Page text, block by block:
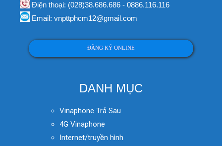
Điện thoại: (028)38.686.686 - 0886.116.116
Email: vnpttphcm12@gmail.com
ĐĂNG KÝ ONLINE
DANH MỤC
Vinaphone Trả Sau
4G Vinaphone
Internet/truyền hình